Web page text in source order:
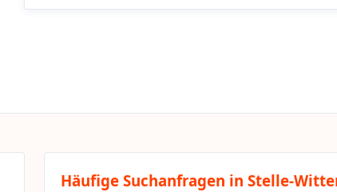
Häufige Suchanfragen in Stelle-